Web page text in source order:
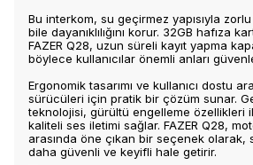
Bu interkom, su geçirmez yapısıyla
bile dayanıklılığını korur. 32GB hafıza
FAZER Q28, uzun süreli kayıt yapma
böylece kullanıcılar önemli anları
Ergonomik tasarımı ve kullanıcı dostu
sürücüleri için pratik bir çözüm sunar.
teknolojisi, gürültü engelleme özellikleri
kaliteli ses iletimi sağlar. FAZER Q28,
arasında öne çıkan bir seçenek olarak,
daha güvenli ve keyifli hale getirir.